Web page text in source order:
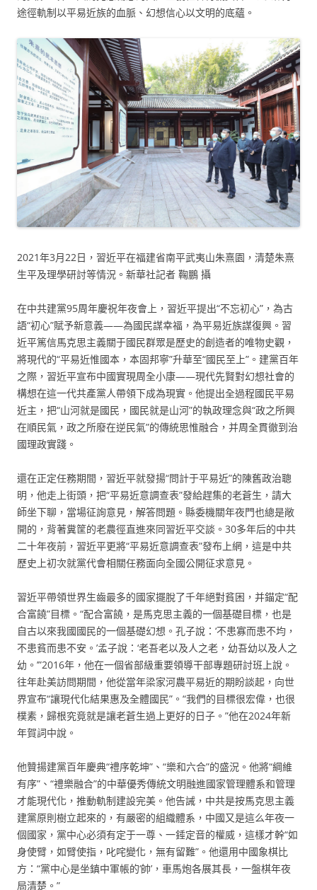
途徑軌制以平易近族的血脈、幻想信心以文明的底蘊。
2021年3月22日，習近平在福建省南平武夷山朱熹園，清楚朱熹
生平及理學研討等情況。新華社記者 鞠鵬 攝
在中共建黨95周年慶祝年夜會上，習近平提出“不忘初心”，為古
語“初心”賦予新意義——為國民謀幸福，為平易近族謀復興。習
近平篤信馬克思主義關于國民群眾是歷史的創造者的唯物史觀，
將現代的“平易近惟國本，本固邦寧”升華至“國民至上”。建黨百年
之際，習近平宣布中國實現周全小康——現代先賢對幻想社會的
構想在這一代共產黨人帶領下成為現實。他提出全過程國民平易
近主，把“山河就是國民，國民就是山河”的執政理念與“政之所興
在順民氣，政之所廢在逆民氣”的傳統思惟融合，并周全貫徹到治
國理政實踐。
還在正定任務期間，習近平就發揚“問計于平易近”的陳舊政治聰
明，他走上街頭，把“平易近意調查表”發給趕集的老蒼生，請大
師坐下聊，當場征詢意見，解答問題。縣委機關年夜門也總是敞
開的，背著糞筐的老農徑直進來同習近平交談。30多年后的中共
二十年夜前，習近平更將“平易近意調查表”發布上網，這是中共
歷史上初次就黨代會相關任務面向全國公開征求意見。
習近平帶領世界生齒最多的國家擺脫了千年絕對貧困，并錨定“配
合富饒”目標。“配合富饒，是馬克思主義的一個基礎目標，也是
自古以來我國國民的一個基礎幻想。孔子說：‘不患寡而患不均，
不患貧而患不安。’孟子說：‘老吾老以及人之老，幼吾幼以及人之
幼。’”2016年，他在一個省部級重要領導干部專題研討班上說。
往年赴美訪問期間，他從當年梁家河農平易近的期盼談起，向世
界宣布“讓現代化結果惠及全體國民”。“我們的目標很宏偉，也很
樸素，歸根究竟就是讓老蒼生過上更好的日子。”他在2024年新
年賀詞中說。
他贊揚建黨百年慶典“禮序乾坤”、“樂和六合”的盛況。他將“綱維
有序”、“禮樂融合”的中華優秀傳統文明融進國家管理體系和管理
才能現代化，推動軌制建設完美。他告誡，中共是按馬克思主義
建黨原則樹立起來的，有嚴密的組織體系，中國又是這么年夜一
個國家，黨中心必須有定于一尊、一錘定音的權威，這樣才幹“如
身使臂，如臂使指，叱咤變化，無有留難”。他還用中國象棋比
方：“黨中心是坐鎮中軍帳的‘帥’，車馬炮各展其長，一盤棋年夜
局清楚。”